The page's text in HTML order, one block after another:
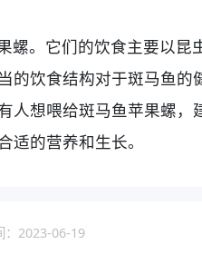
螺。它们的饮食主要以昆
的饮食结构对于斑马鱼的
人想喂给斑马鱼苹果螺，
的营养和生长。
：2023-06-19